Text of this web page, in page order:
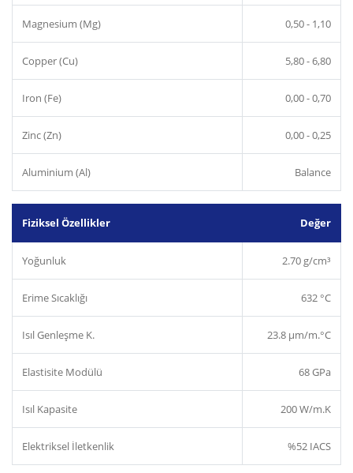
Magnesium (Mg) 0,50 - 1,10
Copper (Cu) 5,80 - 6,80
Iron (Fe) 0,00 - 0,70
Zinc (Zn) 0,00 - 0,25
Aluminium (Al) Balance
Fiziksel Özellikler Değer
Yoğunluk 2.70 g/cm³
Erime Sıcaklığı 632 °C
Isıl Genleşme K. 23.8 µm/m.°C
Elastisite Modülü 68 GPa
Isıl Kapasite 200 W/m.K
Elektriksel İletkenlik %52 IACS